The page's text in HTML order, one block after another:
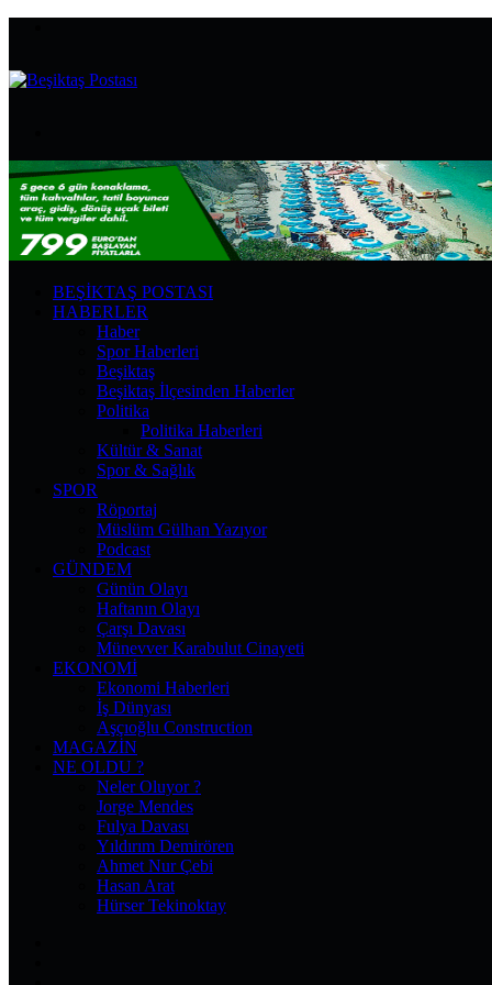
...
BEŞIKTAŞ POSTASI
HABERLER
Haber
Spor Haberleri
Beşiktaş
Beşiktaş İlçesinden Haberler
Politika
Politika Haberleri
Kültür & Sanat
Spor & Sağlık
SPOR
Röportaj
Müslüm Gülhan Yazıyor
Podcast
GÜNDEM
Günün Olayı
Haftanın Olayı
Çarşı Davası
Münevver Karabulut Cinayeti
EKONOMI
Ekonomi Haberleri
İş Dünyası
Aşçıoğlu Construction
MAGAZIN
NE OLDU ?
Neler Oluyor ?
Jorge Mendes
Fulya Davası
Yıldırım Demirören
Ahmet Nur Çebi
Hasan Arat
Hürser Tekinoktay